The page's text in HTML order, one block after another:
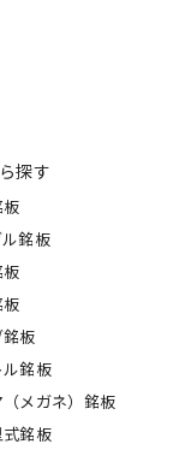
探す
銘板
板
銘板
メガネ）銘板
銘板